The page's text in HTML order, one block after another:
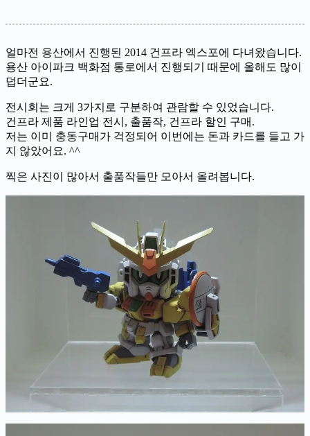
얼마전 용산에서 진행된 2014 건프라 엑스포에 다녀왔습니다.
용산 아이파크 백화점 통로에서 진행되기 때문에 올해도 많이
덥더군요.
전시회는 크게 3가지로 구분하여 관람할 수 있었습니다.
건프라 제품 라인업 전시, 출품작, 건프라 할인 구매.
저는 이미 충동구매가 걱정되어 이번에는 돈과 카드를 들고 가
지 않았어요. ^^
찍은 사진이 많아서 출품작들만 모아서 올려봅니다.